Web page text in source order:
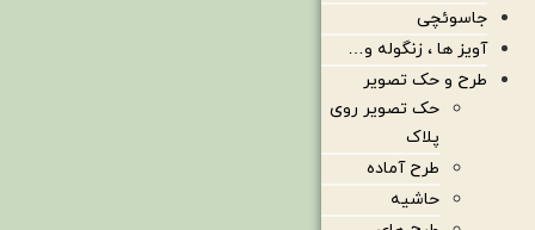
جاسوئچی
آویز ها ، زنگوله و…
طرح و حک تصویر
حک تصویر روی
پلاک
طرح آماده
حاشیه